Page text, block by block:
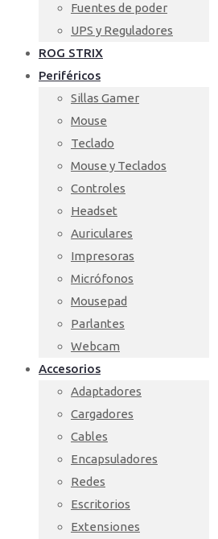
Fuentes de poder
UPS y Reguladores
ROG STRIX
Periféricos
Sillas Gamer
Mouse
Teclado
Mouse y Teclados
Controles
Headset
Auriculares
Impresoras
Micrófonos
Mousepad
Parlantes
Webcam
Accesorios
Adaptadores
Cargadores
Cables
Encapsuladores
Redes
Escritorios
Extensiones